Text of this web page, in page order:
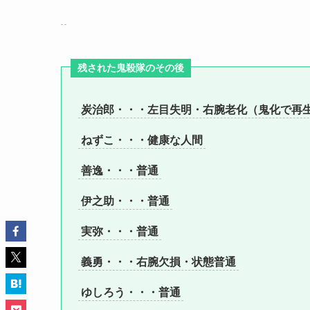
残された鬼殺隊のその後
炭治郎・・・左目失明・右腕老化（鬼化で再
ねずこ・・・健康な人間
善逸・・・普通
伊之助・・・普通
実弥・・・普通
義勇・・・右腕欠損・状態普通
ゆしろう・・・普通